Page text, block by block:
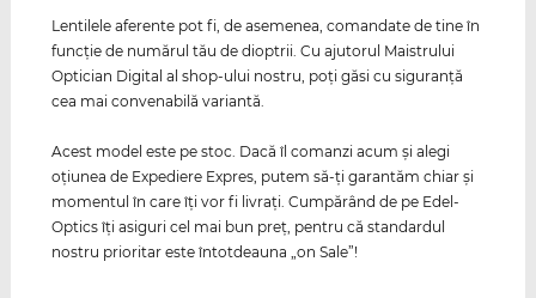
Lentilele aferente pot fi, de asemenea, comandate de tine în
funcţie de numărul tău de dioptrii. Cu ajutorul Maistrului
Optician Digital al shop-ului nostru, poţi găsi cu siguranţă
cea mai convenabilă variantă.
Acest model este pe stoc. Dacă îl comanzi acum şi alegi
oţiunea de Expediere Expres, putem să-ţi garantăm chiar şi
momentul în care îţi vor fi livraţi. Cumpărând de pe Edel-
Optics îţi asiguri cel mai bun preţ, pentru că standardul
nostru prioritar este întotdeauna „on Sale”!